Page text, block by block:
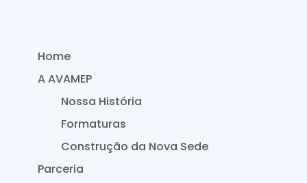
Home
A AVAMEP
Nossa História
Formaturas
Construção da Nova Sede
Parceria